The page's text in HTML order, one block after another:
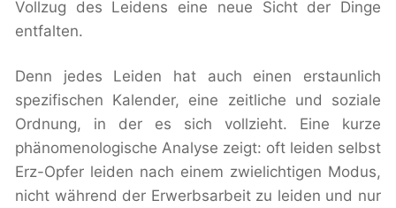
Vollzug des Leidens eine neue Sicht der Dinge
entfalten.
Denn jedes Leiden hat auch einen erstaunlich
spezifischen Kalender, eine zeitliche und soziale
Ordnung, in der es sich vollzieht. Eine kurze
phänomenologische Analyse zeigt: oft leiden selbst
Erz-Opfer leiden nach einem zwielichtigen Modus,
nicht während der Erwerbsarbeit zu leiden und nur